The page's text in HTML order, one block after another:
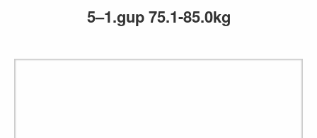
5–1.gup 75.1-85.0kg